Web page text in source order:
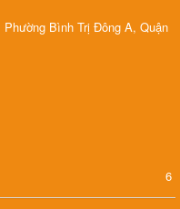
Bình Trị Đông A, Quận
6